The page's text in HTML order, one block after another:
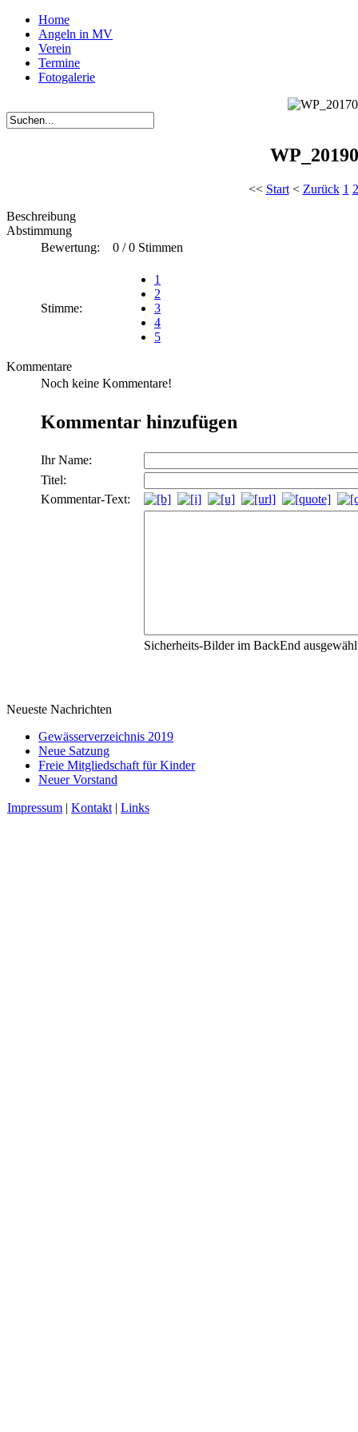
Home
Angeln in MV
Verein
Termine
Fotogalerie
<< Start< Zurück 1 2
Beschreibung
Abstimmung
Bewertung:
0 / 0 Stimmen
Stimme:
1
2
3
4
5
Kommentare
Noch keine Kommentare!
Kommentar hinzufügen
Ihr Name:
Titel:
Kommentar-Text:
Sicherheits-Bilder im BackEnd
Neueste Nachrichten
Gewässerverzeichnis 2019
Neue Satzung
Freie Mitgliedschaft für Kinder
Neuer Vorstand
Impressum | Kontakt | Links